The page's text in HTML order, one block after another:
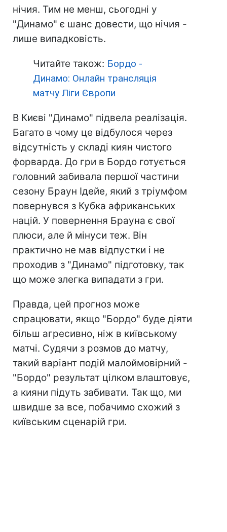
нічия. Тим не менш, сьогодні у
"Динамо" є шанс довести, що нічия -
лише випадковість.
Читайте також: Бордо -
Динамо: Онлайн трансляція
матчу Ліги Європи
В Києві "Динамо" підвела реалізація.
Багато в чому це відбулося через
відсутність у складі киян чистого
форварда. До гри в Бордо готується
головний забивала першої частини
сезону Браун Ідейе, який з тріумфом
повернувся з Кубка африканських
націй. У повернення Брауна є свої
плюси, але й мінуси теж. Він
практично не мав відпустки і не
проходив з "Динамо" підготовку, так
що може злегка випадати з гри.
Правда, цей прогноз може
спрацювати, якщо "Бордо" буде діяти
більш агресивно, ніж в київському
матчі. Судячи з розмов до матчу,
такий варіант подій малоймовірний -
"Бордо" результат цілком влаштовує,
а кияни підуть забивати. Так що, ми
швидше за все, побачимо схожий з
київським сценарій гри.